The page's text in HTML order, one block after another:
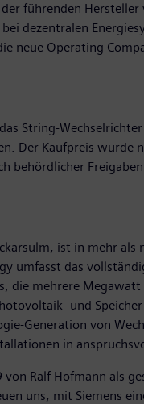
führenden
dezentralen
neue Operating
String-
Der Kaufpreis wurde
behördlicher
ist in mehr
umfasst das
die mehrere
und
Generation von
in
Ralf Hofmann als
uns, mit Siemens